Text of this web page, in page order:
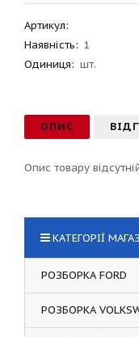
Артикул:
Наявність: 1
Одиниця: шт.
ОПИС
Опис товару
КАТЕГОРІЇ
РОЗБОРКА FORD
РОЗБОРКА